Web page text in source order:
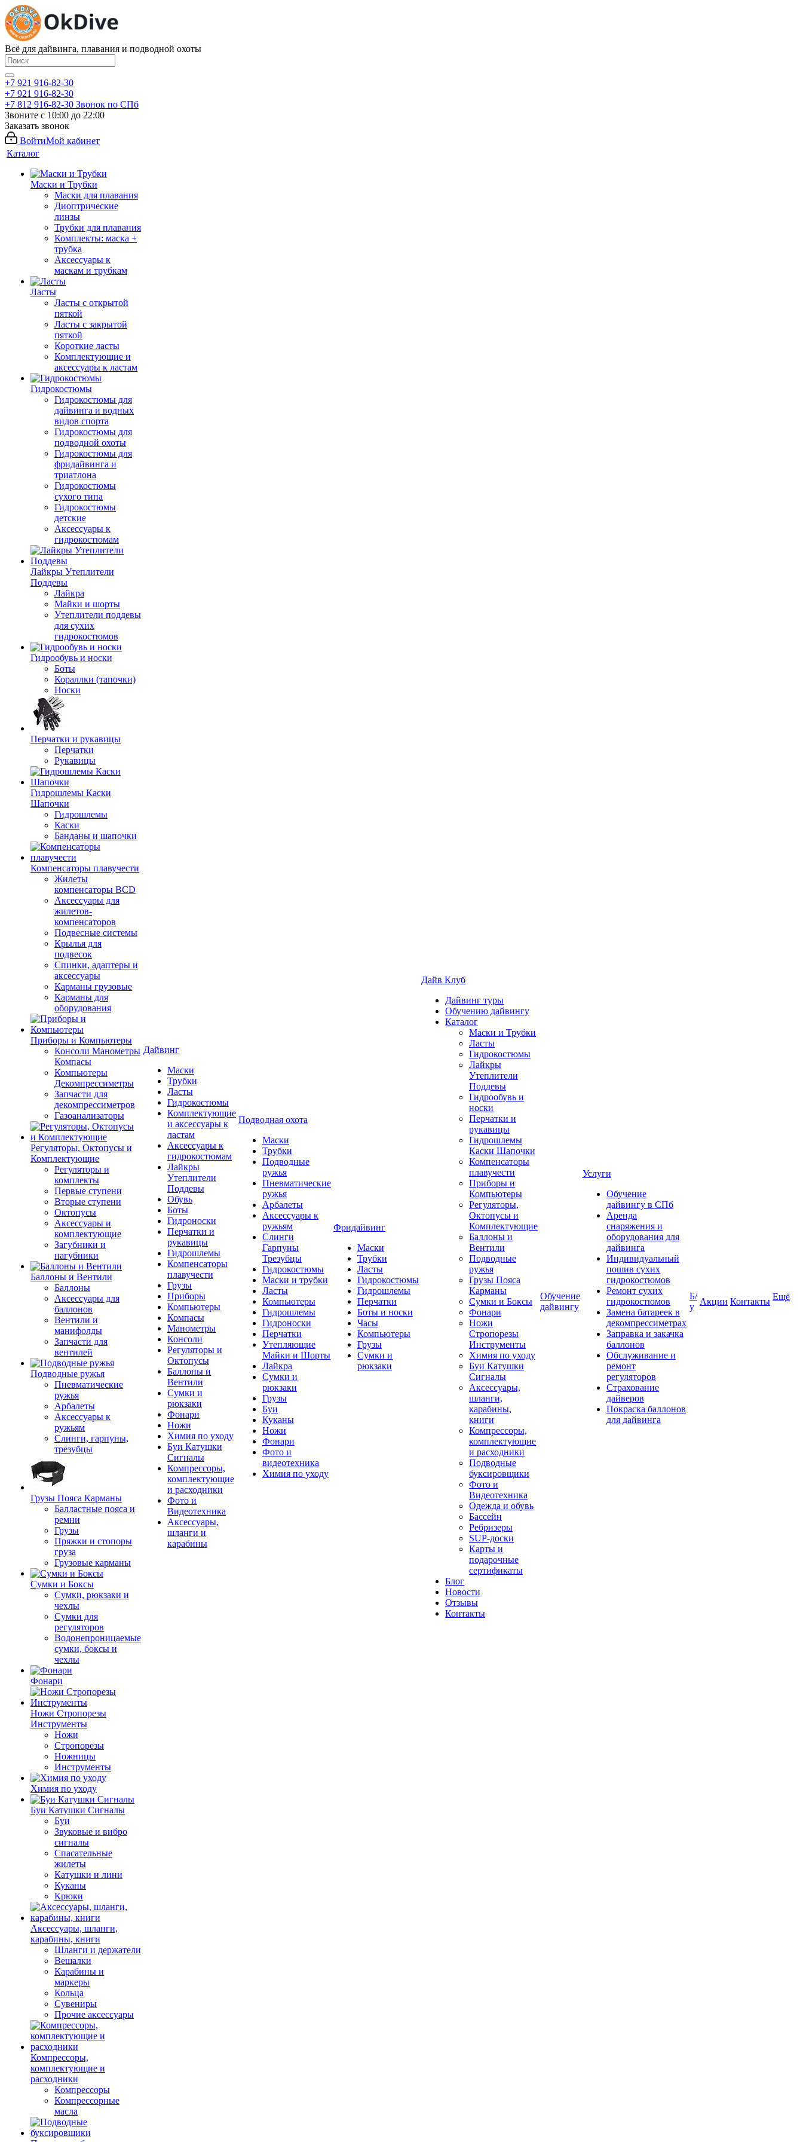
Всё для дайвинга, плавания и подводной охоты
+7 921 916-82-30
+7 921 916-82-30
+7 812 916-82-30 Звонок по СПб
Звоните с 10:00 до 22:00
Заказать звонок
ВойтиМой кабинет
Каталог
Маски и Трубки
Маски для плавания
Диоптрические
линзы
Трубки для плавания
Комплекты: маска +
трубка
Аксессуары к
маскам и трубкам
Ласты
Ласты с открытой
пяткой
Ласты с закрытой
пяткой
Короткие ласты
Комплектующие и
аксессуары к ластам
Гидрокостюмы
Гидрокостюмы для
дайвинга и водных
видов спорта
Гидрокостюмы для
подводной охоты
Гидрокостюмы для
фридайвинга и
триатлона
Гидрокостюмы
сухого типа
Гидрокостюмы
детские
Аксессуары к
гидрокостюмам
Лайкры Утеплители
Поддевы
Лайкра
Майки и шорты
Утеплители поддевы
для сухих
гидрокостюмов
Гидрообувь и носки
Боты
Кораллки (тапочки)
Носки
Перчатки и рукавицы
Перчатки
Рукавицы
Гидрошлемы Каски
Шапочки
Гидрошлемы
Каски
Банданы и шапочки
Компенсаторы плавучести
Жилеты
компенсаторы BCD
Аксессуары для
жилетов-
компенсаторов
Подвесные системы
Крылья для
подвесок
Спинки, адаптеры и
аксессуары
Карманы грузовые
Карманы для
оборудования
Приборы и Компьютеры
Консоли Манометры
Компасы
Компьютеры
Декомпрессиметры
Запчасти для
декомпрессиметров
Газоанализаторы
Регуляторы, Октопусы и
Комплектующие
Регуляторы и
комплекты
Первые ступени
Вторые ступени
Октопусы
Аксессуары и
комплектующие
Загубники и
нагубники
Баллоны и Вентили
Баллоны
Аксессуары для
баллонов
Вентили и
манифолды
Запчасти для
вентилей
Подводные ружья
Пневматические
ружья
Арбалеты
Аксессуары к
ружьям
Слинги, гарпуны,
трезубцы
Грузы Пояса Карманы
Балластные пояса и
ремни
Грузы
Пряжки и стопоры
груза
Грузовые карманы
Сумки и Боксы
Сумки, рюкзаки и
чехлы
Сумки для
регуляторов
Водонепроницаемые
сумки, боксы и
чехлы
Фонари
Ножи Стропорезы
Инструменты
Ножи
Стропорезы
Ножницы
Инструменты
Химия по уходу
Буи Катушки Сигналы
Буи
Звуковые и вибро
сигналы
Спасательные
жилеты
Катушки и лини
Куканы
Крюки
Аксессуары, шланги,
карабины, книги
Шланги и держатели
Вешалки
Карабины и
маркеры
Кольца
Сувениры
Прочие аксессуары
Компрессоры,
комплектующие и
расходники
Компрессоры
Компрессорные
масла
Дайвинг
Маски
Трубки
Ласты
Гидрокостюмы
Комплектующие
и аксессуары к
ластам
Аксессуары к
гидрокостюмам
Лайкры
Утеплители
Поддевы
Обувь
Боты
Гидроноски
Перчатки и
рукавицы
Гидрошлемы
Компенсаторы
плавучести
Грузы
Приборы
Компьютеры
Компасы
Манометры
Консоли
Регуляторы и
Октопусы
Баллоны и
Вентили
Сумки и
рюкзаки
Фонари
Ножи
Химия по уходу
Буи Катушки
Сигналы
Компрессоры,
комплектующие
и расходники
Фото и
Видеотехника
Аксессуары,
шланги и
карабины
Подводная охота
Маски
Трубки
Подводные
ружья
Пневматические
ружья
Арбалеты
Аксессуары к
ружьям
Слинги
Гарпуны
Трезубцы
Гидрокостюмы
Маски и трубки
Ласты
Компьютеры
Гидрошлемы
Гидроноски
Перчатки
Утепляющие
Майки и Шорты
Лайкра
Сумки и
рюкзаки
Грузы
Буи
Куканы
Ножи
Фонари
Фото и
видеотехника
Химия по уходу
Фридайвинг
Маски
Трубки
Ласты
Гидрокостюмы
Гидрошлемы
Перчатки
Боты и носки
Часы
Компьютеры
Грузы
Сумки и
рюкзаки
Дайв Клуб
Дайвинг туры
Обучению дайвингу
Каталог
Маски и Трубки
Ласты
Гидрокостюмы
Лайкры
Утеплители
Поддевы
Гидрообувь и
носки
Перчатки и
рукавицы
Гидрошлемы
Каски Шапочки
Компенсаторы
плавучести
Приборы и
Компьютеры
Регуляторы,
Октопусы и
Комплектующие
Баллоны и
Вентили
Подводные
ружья
Грузы Пояса
Карманы
Сумки и Боксы
Фонари
Ножи
Стропорезы
Инструменты
Химия по уходу
Буи Катушки
Сигналы
Аксессуары,
шланги,
карабины,
книги
Компрессоры,
комплектующие
и расходники
Подводные
буксировщики
Фото и
Видеотехника
Одежда и обувь
Бассейн
Ребризеры
SUP-доски
Карты и
подарочные
сертификаты
Блог
Новости
Отзывы
Контакты
Обучение
дайвингу
Услуги
Обучение
дайвингу в СПб
Аренда
снаряжения и
оборудования для
дайвинга
Индивидуальный
пошив сухих
гидрокостюмов
Ремонт сухих
гидрокостюмов
Замена батареек в
декомпрессиметрах
Заправка и закачка
баллонов
Обслуживание и
ремонт
регуляторов
Страхование
дайверов
Покраска баллонов
для дайвинга
Б/
у
Акции Контакты Ещё